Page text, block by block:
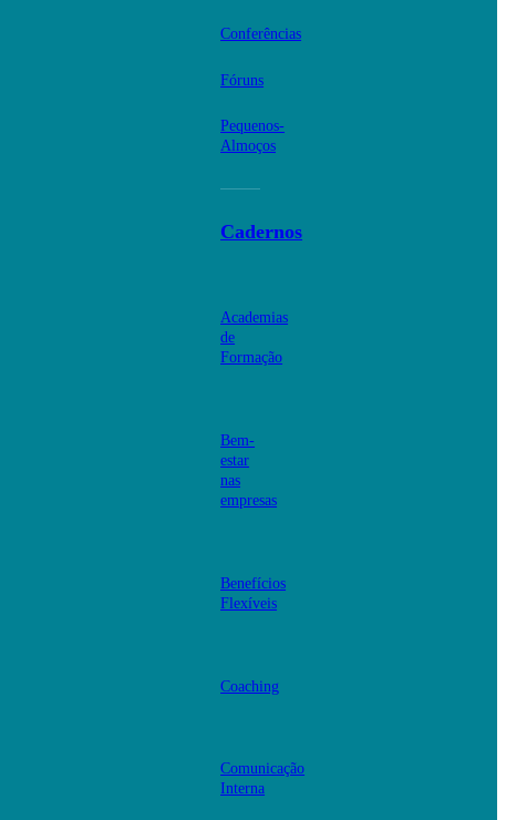
Conferências
Fóruns
Pequenos-
Almoços
Cadernos
Academias
de
Formação
Bem-
estar
nas
empresas
Benefícios
Flexíveis
Coaching
Comunicação
Interna